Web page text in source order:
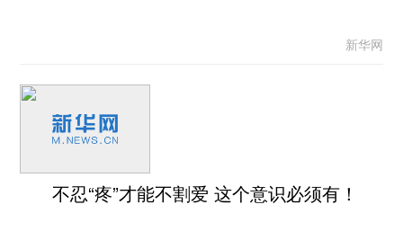
新华网
不忍“疼”才能不割爱 这个意识必须有！